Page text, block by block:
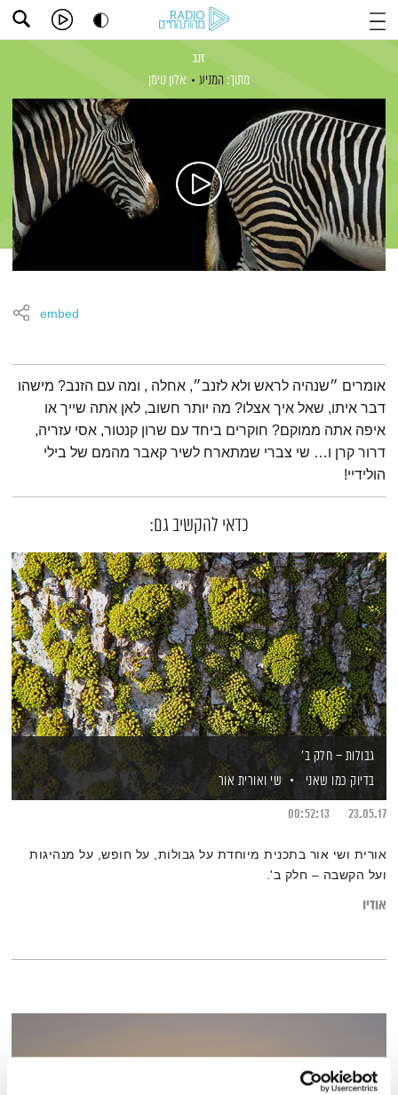
זנב
מתוך: המניע אלון נוימן
embed
תמצית הפודקאסט
אומרים ״שנהיה לראש ולא לזנב״, אחלה , ומה עם הזנב? מישהו
דבר איתו, שאל איך אצלו? מה יותר חשוב, לאן אתה שייך או
איפה אתה ממוקם? חוקרים ביחד עם שרון קנטור, אסי עזריה,
דרור קרן ו… שי צברי שמתארח לשיר קאבר מהמם של בילי
הולידיי!
כדאי להקשיב גם:
גבולות – חלק ב'
בדיוק כמו שאני
שי ואורית אור
23.05.17
00:52:13
אורית ושי אור בתכנית מיוחדת על גבולות, על חופש, על מנהיגות
ועל הקשבה – חלק ב'.
אודיו